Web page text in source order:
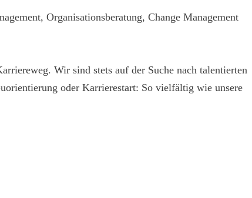
Organisationsberatung, Change Management
Wir sind stets auf der Suche nach talentierten
oder Karrierestart: So vielfältig wie unsere